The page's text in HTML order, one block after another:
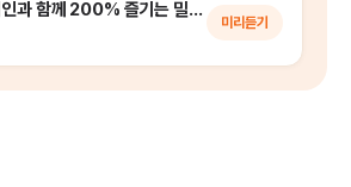
밀란 현지인과 함께 200% 즐기는 밀라노 시내 워킹 투어
미리듣기